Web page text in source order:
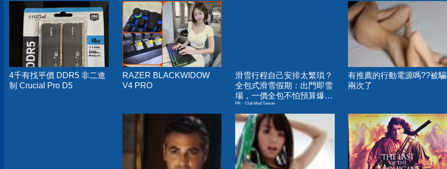
4千有找平價 DDR5 非二進
制 Crucial Pro D5
RAZER BLACKWIDOW
V4 PRO
滑雪行程自己安排太繁瑣？
全包式滑雪假期：出門即雪
場，一價全包不怕預算爆
表！
PR・Club Med Taiwan
有推薦的行動電源嗎??被騙
兩次了